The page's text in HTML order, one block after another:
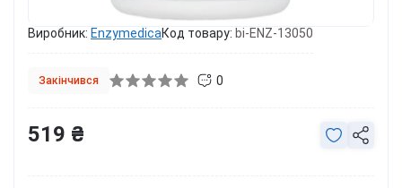
Виробник: EnzymedicaКод товару: bi-ENZ-13050
Закінчився 0
519 ₴